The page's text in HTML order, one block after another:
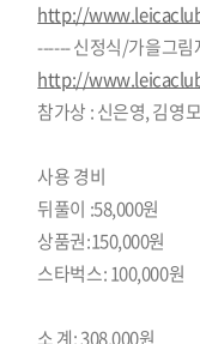
http://
------ 신정식/가을그림
http://
참가상 : 신은영, 김영
사용 경비
뒤풀이 :58,000원
상품권:150,000원
스타벅스: 100,000원
소 계: 308,000원